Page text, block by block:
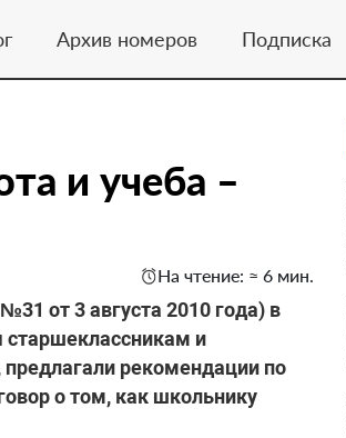
Архив номеров Подписка
и учеба –
На чтение: ≈ 6 мин.
от 3 августа 2010 года) в
и
предлагали рекомендации по
о том, как школьнику